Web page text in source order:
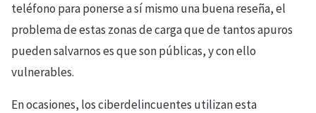
teléfono para ponerse a sí mismo una buena reseña, el
problema de estas zonas de carga que de tantos apuros
pueden salvarnos es que son públicas, y con ello
vulnerables.
En ocasiones, los ciberdelincuentes utilizan esta